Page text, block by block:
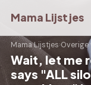
Mama Lijstjes
Mama Lijstjes›Overige
Wait, let me
says "ALL